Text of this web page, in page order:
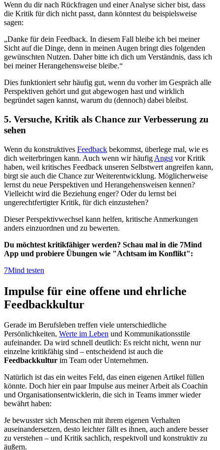
Wenn du dir nach Rückfragen und einer Analyse sicher bist, dass
die Kritik für dich nicht passt, dann könntest du beispielsweise
sagen:
„Danke für dein Feedback. In diesem Fall bleibe ich bei meiner
Sicht auf die Dinge, denn in meinen Augen bringt dies folgenden
gewünschten Nutzen. Daher bitte ich dich um Verständnis, dass ich
bei meiner Herangehensweise bleibe.“
Dies funktioniert sehr häufig gut, wenn du vorher im Gespräch alle
Perspektiven gehört und gut abgewogen hast und wirklich
begründet sagen kannst, warum du (dennoch) dabei bleibst.
5. Versuche, Kritik als Chance zur Verbesserung zu
sehen
Wenn du konstruktives Feedback bekommst, überlege mal, wie es
dich weiterbringen kann. Auch wenn wir häufig Angst vor Kritik
haben, weil kritisches Feedback unseren Selbstwert angreifen kann,
birgt sie auch die Chance zur Weiterentwicklung. Möglicherweise
lernst du neue Perspektiven und Herangehensweisen kennen?
Vielleicht wird die Beziehung enger? Oder du lernst bei
ungerechtfertigter Kritik, für dich einzustehen?
Dieser Perspektivwechsel kann helfen, kritische Anmerkungen
anders einzuordnen und zu bewerten.
Du möchtest kritikfähiger werden? Schau mal in die 7Mind
App und probiere Übungen wie "Achtsam im Konflikt":
7Mind testen
Impulse für eine offene und ehrliche
Feedbackkultur
Gerade im Berufsleben treffen viele unterschiedliche
Persönlichkeiten, Werte im Leben und Kommunikationsstile
aufeinander. Da wird schnell deutlich: Es reicht nicht, wenn nur
einzelne kritikfähig sind – entscheidend ist auch die
Feedbackkultur im Team oder Unternehmen.
Natürlich ist das ein weites Feld, das einen eigenen Artikel füllen
könnte. Doch hier ein paar Impulse aus meiner Arbeit als Coachin
und Organisationsentwicklerin, die sich in Teams immer wieder
bewährt haben:
Je bewusster sich Menschen mit ihrem eigenen Verhalten
auseinandersetzen, desto leichter fällt es ihnen, auch andere besser
zu verstehen – und Kritik sachlich, respektvoll und konstruktiv zu
äußern.